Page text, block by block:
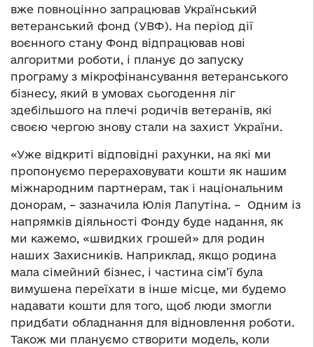
вже повноцінно запрацював Український
ветеранський фонд (УВФ). На період дії
воєнного стану Фонд відпрацював нові
алгоритми роботи, і планує до запуску
програму з мікрофінансування ветеранського
бізнесу, який в умовах сьогодення ліг
здебільшого на плечі родичів ветеранів, які
своєю чергою знову стали на захист України.
«Уже відкриті відповідні рахунки, на які ми
пропонуємо перераховувати кошти як нашим
міжнародним партнерам, так і національним
донорам, – зазначила Юлія Лапутіна. – Одним із
напрямків діяльності Фонду буде надання, як
ми кажемо, «швидких грошей» для родин
наших Захисників. Наприклад, якщо родина
мала сімейний бізнес, і частина сім’ї була
вимушена переїхати в інше місце, ми будемо
надавати кошти для того, щоб люди змогли
придбати обладнання для відновлення роботи.
Також ми плануємо створити модель, коли